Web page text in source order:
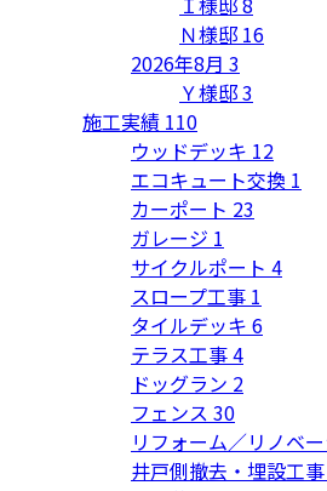
Ｎ様邸 16
2026年8月 3
Ｙ様邸3
施工実績 110
ウッドデッキ 12
エコキュート交換 1
カーポート 23
ガレージ 1
サイクルポート 4
スロープ工事 1
タイルデッキ 6
テラス工事4
ドッグラン 2
フェンス 30
リフォーム／リノベ
井戸側撤去・埋設工事